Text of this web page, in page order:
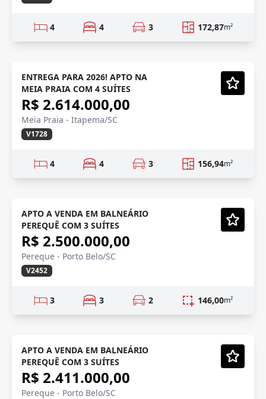
4 4 3 172,87m²
ENTREGUE 2026
Vídeo
ENTREGA PARA 2026! APTO NA
MEIA PRAIA COM 4 SUÍTES
R$ 2.614.000,00
Meia Praia - Itapema/SC
V1728
4 4 3 156,94m²
RECÉM ENTREGUE
Vídeo
APTO A VENDA EM BALNEÁRIO
PEREQUÊ COM 3 SUÍTES
R$ 2.500.000,00
Pereque - Porto Belo/SC
V2452
3 3 2 146,00m²
PRÉ LANÇAMENTO
Vídeo
Em Construção
APTO A VENDA EM BALNEÁRIO
PEREQUÊ COM 3 SUÍTES
R$ 2.411.000,00
Pereque - Porto Belo/SC